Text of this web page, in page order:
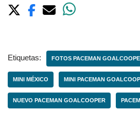
Etiquetas: FOTOS PACEMAN
MINI MÉXICO MINI PACEMAN
NUEVO PACEMAN GOALCOOPER